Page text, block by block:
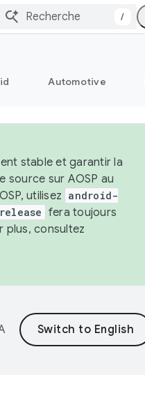
/
Automotive
stable et garantir la
source sur AOSP au
utilisez android-
fera toujours
plus, consultez